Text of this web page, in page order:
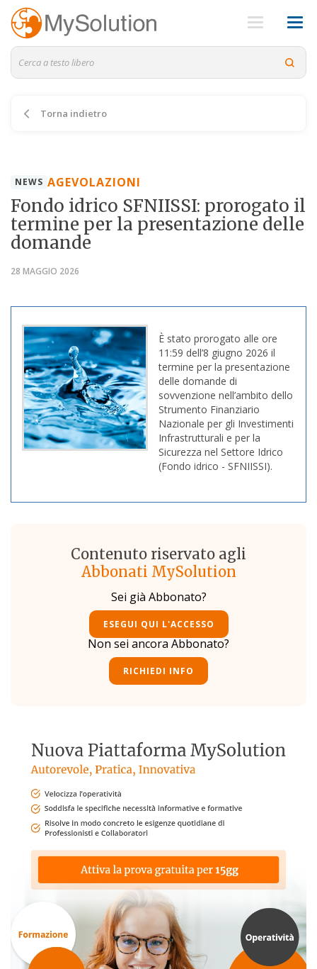
Torna indietro
NEWS AGEVOLAZIONI
Fondo idrico SFNIISSI: prorogato il
termine per la presentazione delle
domande
28 MAGGIO 2026
È stato prorogato alle ore
11:59 dell’8 giugno 2026 il
termine per la presentazione
delle domande di
sovvenzione nell’ambito dello
Strumento Finanziario
Nazionale per gli Investimenti
Infrastrutturali e per la
Sicurezza nel Settore Idrico
(Fondo idrico - SFNIISSI).
Contenuto riservato agli
Abbonati MySolution
Sei già Abbonato?
ESEGUI QUI L'ACCESSO
Non sei ancora Abbonato?
RICHIEDI INFO